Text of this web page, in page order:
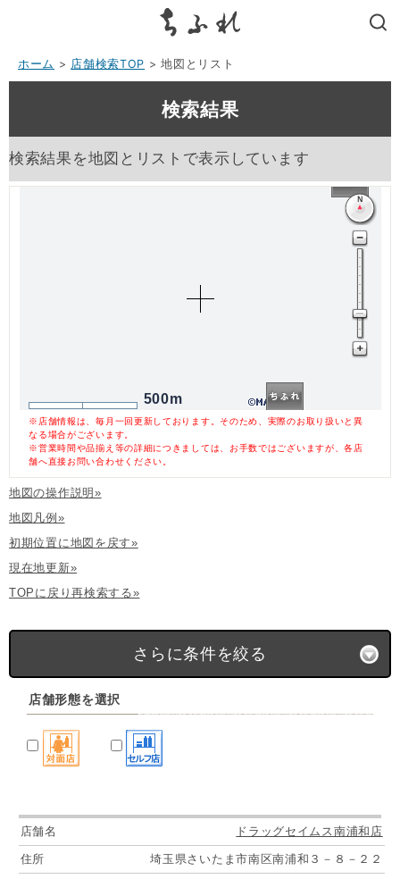
ホーム > 店舗検索TOP > 地図とリスト
検索結果
検索結果を地図とリストで表示しています
500m
※店舗情報は、毎月一回更新しております。そのため、実際のお取り扱いと異
なる場合がございます。
※営業時間や品揃え等の詳細につきましては、お手数ではございますが、各店
舗へ直接お問い合わせください。
地図の操作説明»
地図凡例»
初期位置に地図を戻す»
現在地更新»
TOPに戻り再検索する»
さらに条件を絞る
店舗形態を選択
ドラッグセイムス南浦和店
埼玉県さいたま市南区南浦和３－８－２２